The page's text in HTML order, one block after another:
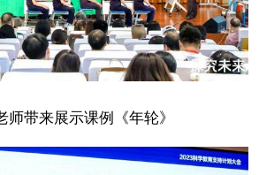
师带来展示课例《年轮》